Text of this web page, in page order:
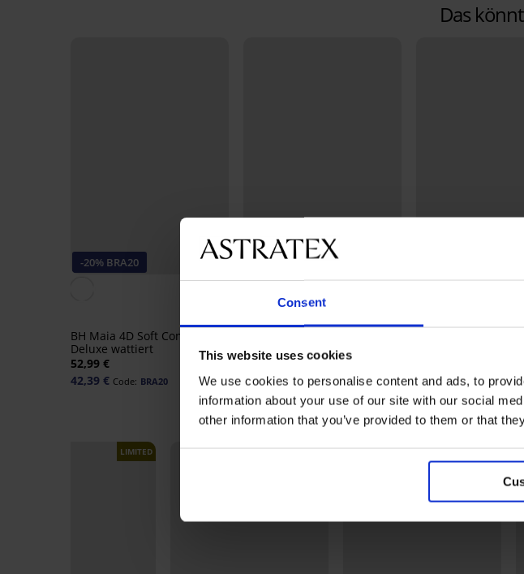
Consent
This website uses cookies
We use cookies to personalise content and ads, to
information about your use of our site with our social
other information that you’ve provided to them or that
Das
-20% BRA20
BH Maia 4D Soft Control
Deluxe wattiert
52,99 €
42,39 € Code: BRA20
Rabatt -50%
Bügel
52,99 €
Entdecken
LIMITED LIMITED LIMITED